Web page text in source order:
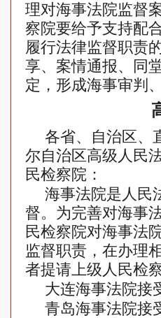
理对海事法院监督
察院要给予支持配
履行法律监督职责
享、案情通报、同
定，形成海事审判
各省、自治区、
尔自治区高级人民
民检察院：
海事法院是人民
督。为完善对海事
民检察院对海事法
监督职责，在办理
者提请上级人民检
大连海事法院接
青岛海事法院接